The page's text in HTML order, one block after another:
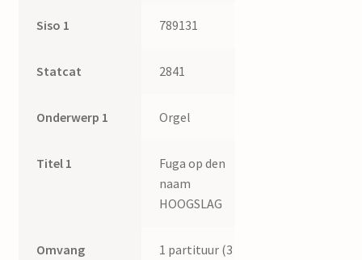
Siso 1 789131
Statcat 2841
Onderwerp 1 Orgel
Titel 1
Fuga op den
naam
HOOGSLAG
Omvang
1 partituur (3